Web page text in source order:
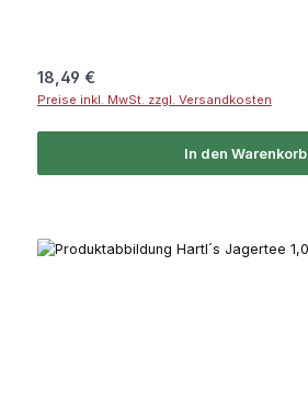
Regulärer Preis:
18,49 €
Preise inkl. MwSt. zzgl. Versandkosten
In den Warenkorb